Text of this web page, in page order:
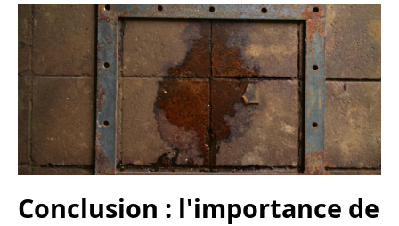
Conclusion : l'importance de